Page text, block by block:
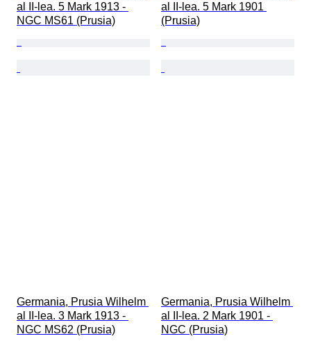
al II-lea. 5 Mark 1913 -
NGC MS61 (Prusia)
al II-lea. 5 Mark 1901
(Prusia)
Germania, Prusia Wilhelm
al II-lea. 3 Mark 1913 -
NGC MS62 (Prusia)
Germania, Prusia Wilhelm
al II-lea. 2 Mark 1901 -
NGC (Prusia)